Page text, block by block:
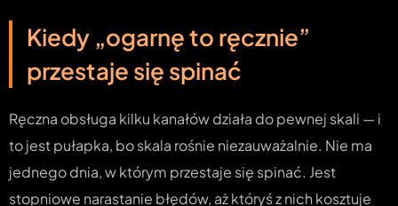
Kiedy „ogarnę to ręcznie”
przestaje się spinać
Ręczna obsługa kilku kanałów działa do pewnej skali — i
to jest pułapka, bo skala rośnie niezauważalnie. Nie ma
jednego dnia, w którym przestaje się spinać. Jest
stopniowe narastanie błędów, aż któryś z nich kosztuje